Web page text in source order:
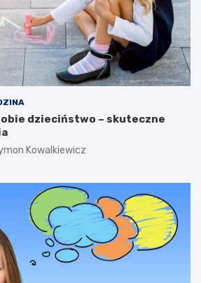
dzieciństwo – skuteczne
Kowalkiewicz